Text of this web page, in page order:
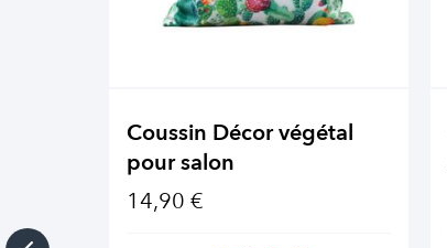
Coussin Décor végétal
pour salon
14,90 €